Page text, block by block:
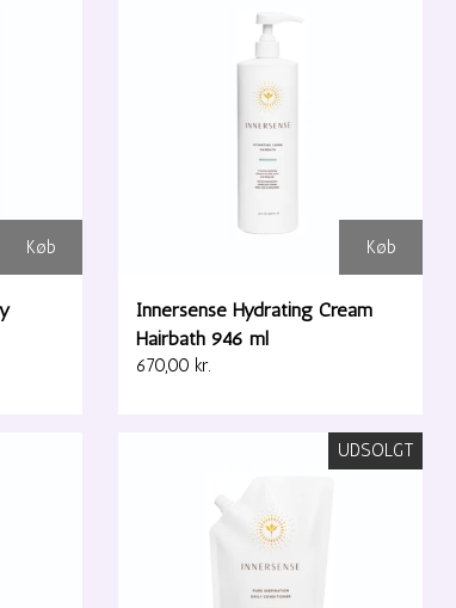
Køb Køb
Innersense Hydrating Cream
Hairbath 946 ml
670,00 kr.
UDSOLGT